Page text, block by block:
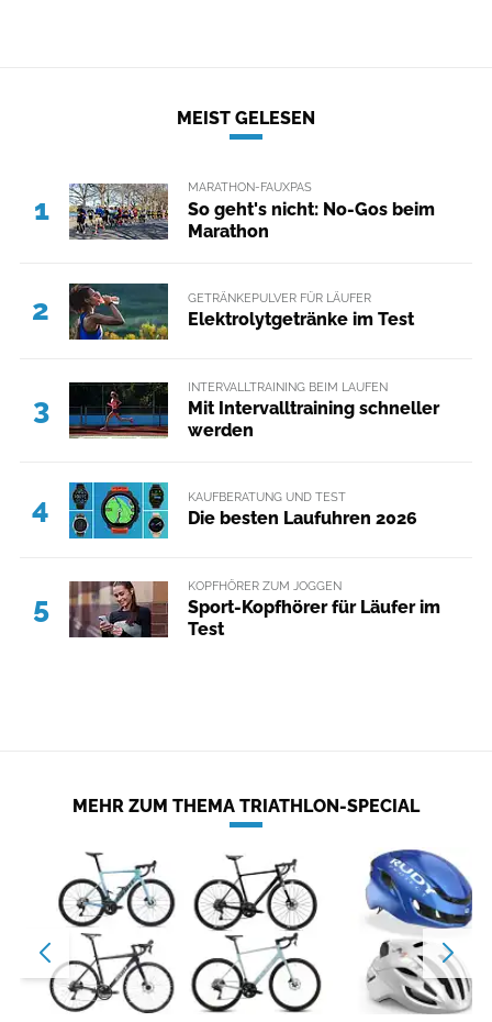
MEIST GELESEN
1
MARATHON-FAUXPAS
So geht's nicht: No-Gos beim
Marathon
2 GETRÄNKEPULVER FÜR LÄUFER
Elektrolytgetränke im Test
3
INTERVALLTRAINING BEIM LAUFEN
Mit Intervalltraining schneller
werden
4 KAUFBERATUNG UND TEST
Die besten Laufuhren 2026
5
KOPFHÖRER ZUM JOGGEN
Sport-Kopfhörer für Läufer im
Test
MEHR ZUM THEMA TRIATHLON-SPECIAL